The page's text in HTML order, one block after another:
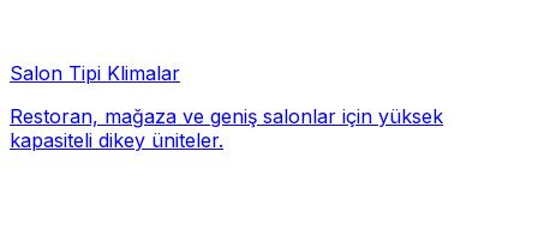
Salon Tipi Klimalar
Restoran, mağaza ve geniş salonlar için yüksek
kapasiteli dikey üniteler.